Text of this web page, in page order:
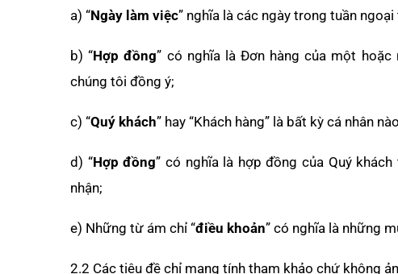
a) “Ngày làm việc” nghĩa là các ngày trong tuần
b) “Hợp đồng” có nghĩa là Đơn hàng của một
chúng tôi đồng ý;
c) “Quý khách” hay “Khách hàng” là bất kỳ cá nhân
d) “Hợp đồng” có nghĩa là hợp đồng của Quý
nhận;
e) Những từ ám chỉ “điều khoản” có nghĩa là những
2.2 Các tiêu đề chỉ mang tính tham khảo chứ không